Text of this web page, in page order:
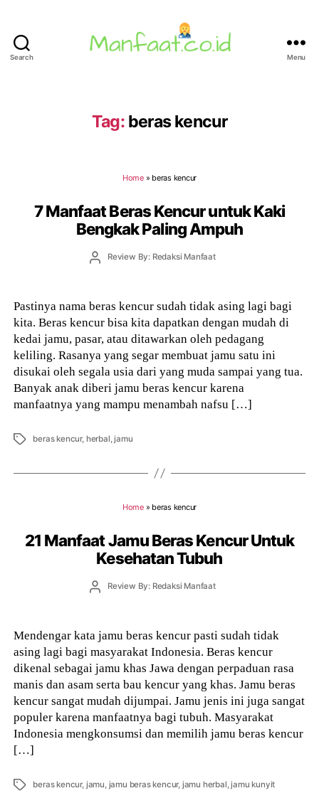
Search Menu
Tag: beras kencur
Home» beras kencur
7 Manfaat Beras Kencur untuk Kaki
Bengkak Paling Ampuh
PostReview By: Redaksi Manfaat
Pastinya nama beras kencur sudah tidak asing lagi bagi
kita. Beras kencur bisa kita dapatkan dengan mudah di
kedai jamu, pasar, atau ditawarkan oleh pedagang
keliling. Rasanya yang segar membuat jamu satu ini
disukai oleh segala usia dari yang muda sampai yang tua.
Banyak anak diberi jamu beras kencur karena
manfaatnya yang mampu menambah nafsu […]
Tags beras kencur, herbal, jamu
Home» beras kencur
21 Manfaat Jamu Beras Kencur Untuk
Kesehatan Tubuh
PostReview By: Redaksi Manfaat
Mendengar kata jamu beras kencur pasti sudah tidak
asing lagi bagi masyarakat Indonesia. Beras kencur
dikenal sebagai jamu khas Jawa dengan perpaduan rasa
manis dan asam serta bau kencur yang khas. Jamu beras
kencur sangat mudah dijumpai. Jamu jenis ini juga sangat
populer karena manfaatnya bagi tubuh. Masyarakat
Indonesia mengkonsumsi dan memilih jamu beras kencur
[…]
Tags beras kencur, jamu, jamu beras kencur, jamu herbal, jamu kunyit